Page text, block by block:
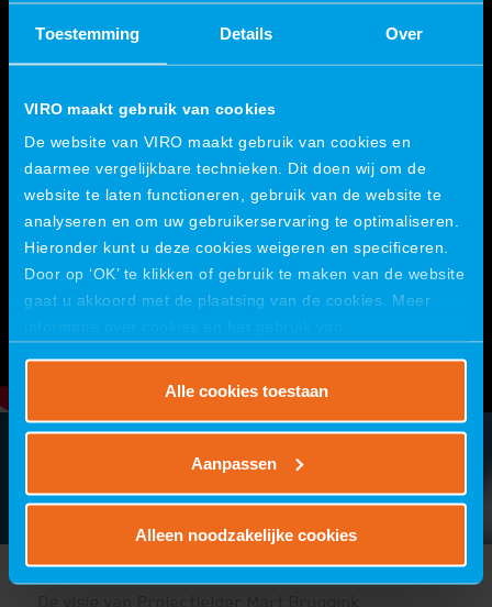
Toestemming Details Over
VIRO maakt gebruik van cookies
De website van VIRO maakt gebruik van cookies en
daarmee vergelijkbare technieken. Dit doen wij om de
website te laten functioneren, gebruik van de website te
analyseren en om uw gebruikerservaring te optimaliseren.
Hieronder kunt u deze cookies weigeren en specificeren.
Door op ‘OK’ te klikken of gebruik te maken van de website
gaat u akkoord met de plaatsing van de cookies. Meer
informatie over cookies en het gebruik van
Alle cookies toestaan
Aanpassen
Alleen noodzakelijke cookies